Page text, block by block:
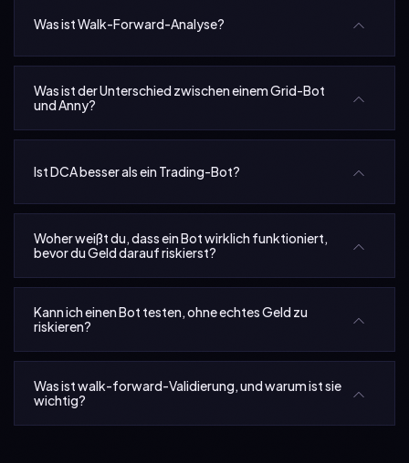
Was ist Walk-Forward-Analyse?
Was ist der Unterschied zwischen einem Grid-Bot
und Anny?
Ist DCA besser als ein Trading-Bot?
Woher weißt du, dass ein Bot wirklich funktioniert,
bevor du Geld darauf riskierst?
Kann ich einen Bot testen, ohne echtes Geld zu
riskieren?
Was ist walk-forward-Validierung, und warum ist sie
wichtig?